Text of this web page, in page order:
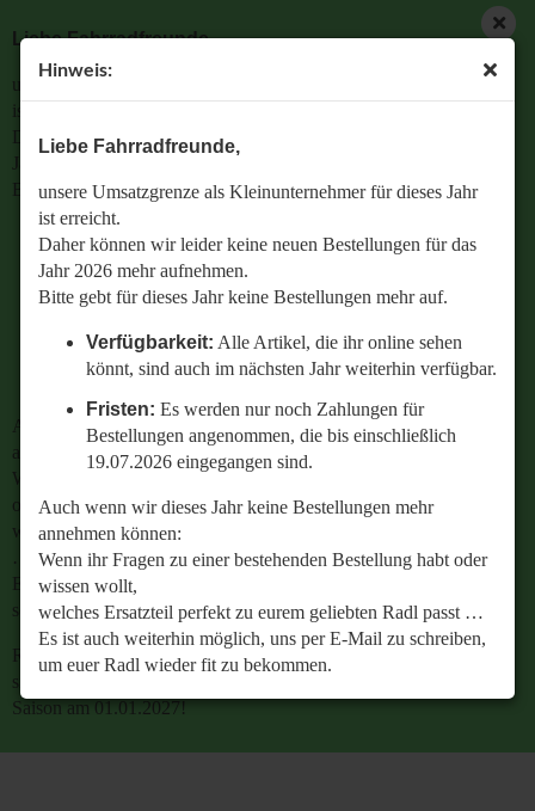
Hinweis:
Liebe Fahrradfreunde,
unsere Umsatzgrenze als Kleinunternehmer für dieses Jahr
ist erreicht.
Daher können wir leider keine neuen Bestellungen für das
Jahr 2026 mehr aufnehmen.
Bitte gebt für dieses Jahr keine Bestellungen mehr auf.
Verfügbarkeit: Alle Artikel, die ihr online sehen
könnt, sind auch im nächsten Jahr weiterhin verfügbar.
Fristen: Es werden nur noch Zahlungen für
Bestellungen angenommen, die bis einschließlich
19.07.2026 eingegangen sind.
Auch wenn wir dieses Jahr keine Bestellungen mehr
annehmen können:
Wenn ihr Fragen zu einer bestehenden Bestellung habt oder
wissen wollt,
welches Ersatzteil perfekt zu eurem geliebten Radl passt …
Es ist auch weiterhin möglich, uns per E-Mail zu schreiben,
um euer Radl wieder fit zu bekommen.
Retrobike wünscht euch eine gesunde Radlzeit und freut
Liebe Fahrradfreunde,
unsere Umsatzgrenze als Kleinunternehmer für dieses Jahr
ist erreicht.
Daher können wir leider keine neuen Bestellungen für das
Jahr 2026 mehr aufnehmen.
Bitte gebt für dieses Jahr keine Bestellungen mehr auf.
Verfügbarkeit: Alle Artikel, die ihr online sehen
könnt, sind auch im nächsten Jahr weiterhin
verfügbar.
Bestellungen angenommen, die bis einschließlich
19.07.2026 eingegangen sind.
Auch wenn wir dieses Jahr keine Bestellungen mehr
annehmen können:
Wenn ihr Fragen zu einer bestehenden Bestellung habt
oder wissen wollt,
welches Ersatzteil perfekt zu eurem geliebten Radl passt
…
Es ist auch weiterhin möglich, uns per E-Mail zu
schreiben, um euer Radl wieder fit zu bekommen.
Retrobike wünscht euch eine gesunde Radlzeit und freut
sich schon jetzt auf den gemeinsamen Start in die neue
Saison am 01.01.2027!